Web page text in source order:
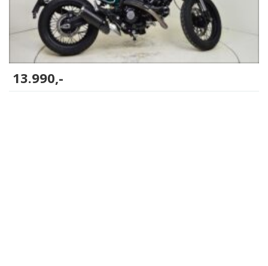
13.990,-